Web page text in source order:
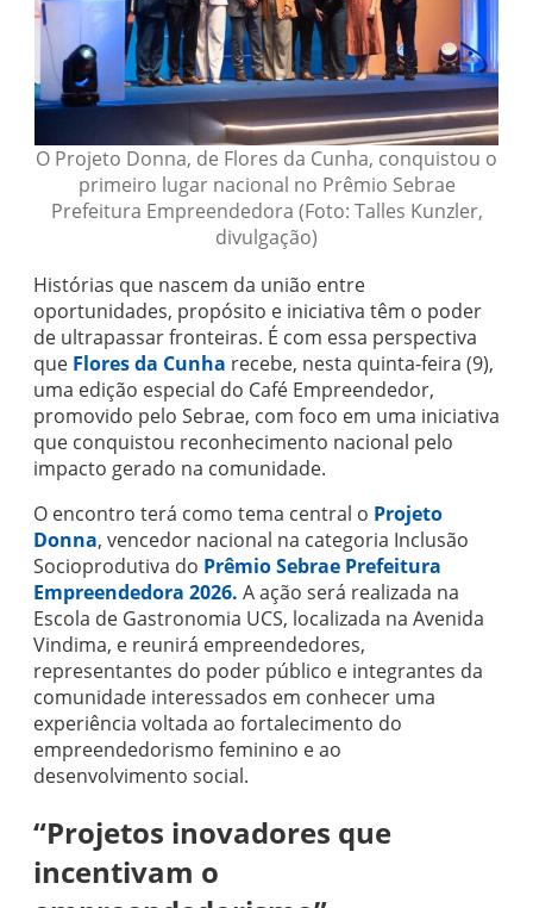
O Projeto Donna, de Flores da Cunha, conquistou o
primeiro lugar nacional no Prêmio Sebrae
Prefeitura Empreendedora (Foto: Talles Kunzler,
divulgação)
Histórias que nascem da união entre
oportunidades, propósito e iniciativa têm o poder
de ultrapassar fronteiras. É com essa perspectiva
que Flores da Cunha recebe, nesta quinta-feira (9),
uma edição especial do Café Empreendedor,
promovido pelo Sebrae, com foco em uma iniciativa
que conquistou reconhecimento nacional pelo
impacto gerado na comunidade.
O encontro terá como tema central o Projeto
Donna, vencedor nacional na categoria Inclusão
Socioprodutiva do Prêmio Sebrae Prefeitura
Empreendedora 2026. A ação será realizada na
Escola de Gastronomia UCS, localizada na Avenida
Vindima, e reunirá empreendedores,
representantes do poder público e integrantes da
comunidade interessados em conhecer uma
experiência voltada ao fortalecimento do
empreendedorismo feminino e ao
desenvolvimento social.
“Projetos inovadores que
incentivam o